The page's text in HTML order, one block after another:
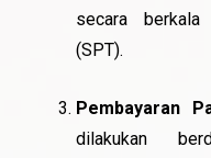
secara berkala
(SPT).
Pembayaran
dilakukan